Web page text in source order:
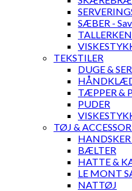
SÆBER -
TEKSTILER
DUGE &
TÆPPER &
PUDER
TØJ &
BÆLTER
HATTE &
LE MONT
NATTØJ